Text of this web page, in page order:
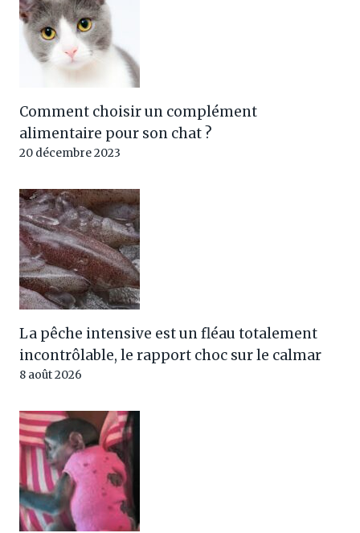
Comment choisir un complément
alimentaire pour son chat ?
20 décembre 2023
La pêche intensive est un fléau totalement
incontrôlable, le rapport choc sur le calmar
8 août 2026